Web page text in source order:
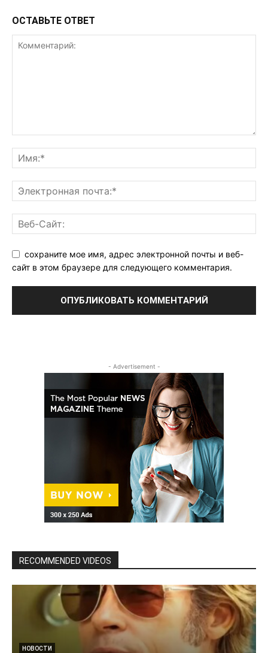
ОСТАВЬТЕ ОТВЕТ
сохраните мое имя, адрес электронной почты и веб-
сайт в этом браузере для следующего комментария.
- Advertisement -
RECOMMENDED VIDEOS
НОВОСТИ